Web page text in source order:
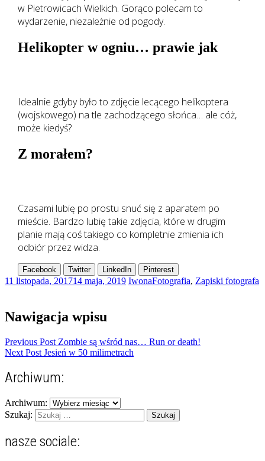
w Pietrowicach Wielkich. Gorąco polecam to
wydarzenie, niezależnie od pogody.
Helikopter w ogniu… prawie jak
Idealnie gdyby było to zdjęcie lecącego helikoptera
(wojskowego) na tle zachodzącego słońca… ale cóż,
może kiedyś?
Z morałem?
Czasami lubię po prostu snuć się z aparatem po
mieście. Bardzo lubię takie zdjęcia, które w drugim
planie mają coś takiego co kompletnie zmienia ich
odbiór przez widza.
Facebook Twitter LinkedIn Pinterest
11 listopada, 201714 maja, 2019 IwonaFotografia, Zapiski fotografa
Nawigacja wpisu
Previous Post Zombie są wśród nas… Run or death!
Next Post Jesień w 50 milimetrach
Archiwum:
Archiwum:
Szukaj:
nasze sociale: